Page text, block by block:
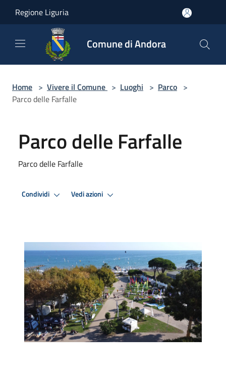
Regione Liguria
Comune di Andora
Home > Vivere il Comune > Luoghi > Parco >
Parco delle Farfalle
Parco delle Farfalle
Parco delle Farfalle
Condividi Vedi azioni